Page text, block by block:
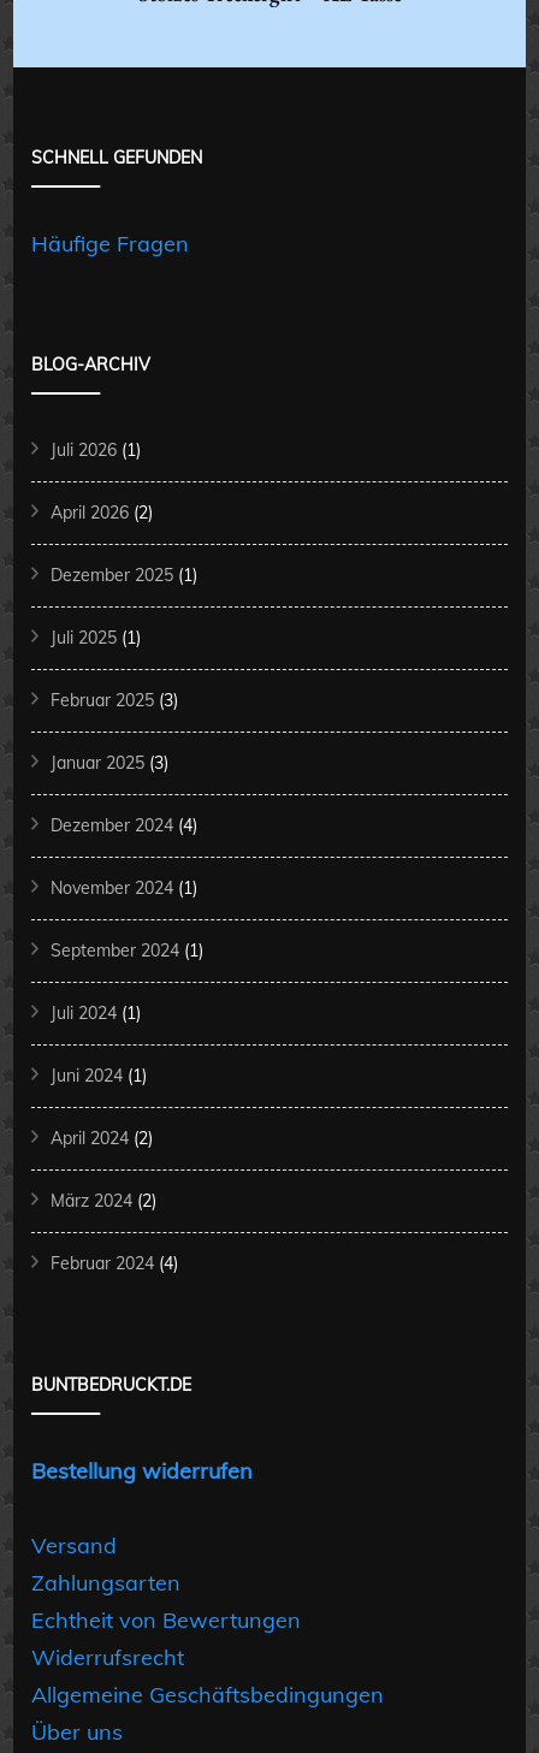
SCHNELL GEFUNDEN
Häufige Fragen
BLOG-ARCHIV
Juli 2026 (1)
April 2026 (2)
Dezember 2025 (1)
Juli 2025 (1)
Februar 2025 (3)
Januar 2025 (3)
Dezember 2024 (4)
November 2024 (1)
September 2024 (1)
Juli 2024 (1)
Juni 2024 (1)
April 2024 (2)
März 2024 (2)
Februar 2024 (4)
BUNTBEDRUCKT.DE
Bestellung widerrufen
Versand
Zahlungsarten
Echtheit von Bewertungen
Widerrufsrecht
Allgemeine Geschäftsbedingungen
Über uns